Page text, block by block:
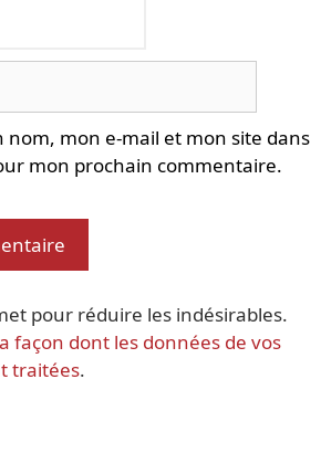
nom, mon e-mail et mon site dans
mon prochain commentaire.
pour réduire les indésirables.
façon dont les données de vos
traitées.